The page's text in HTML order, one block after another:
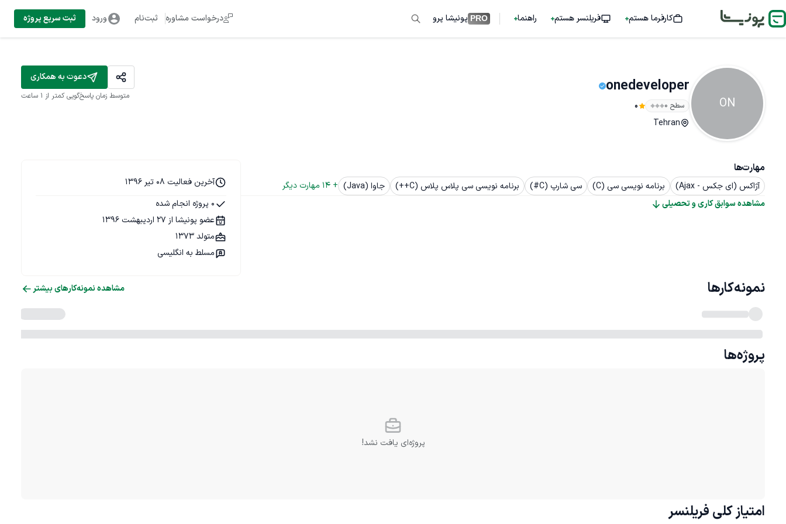
کارفرما هستم فریلنسر هستم راهنما PRO پونیشا پرو درخواست مشاوره ثبت‌نام ورود ثبت سریع پروژه
ON
onedeveloper
سطح ۰ 0
Tehran
دعوت به همکاری
متوسط زمان پاسخ‌گویی کمتر از 1 ساعت
مهارت‌ها
آژاکس (ای جکس - Ajax) برنامه نویسی سی (C) سی شارپ (C#) برنامه نویسی سی پلاس پلاس (C++) جاوا (Java) +
14 مهارت دیگر
مشاهده سوابق کاری و تحصیلی
آخرین فعالیت 08 تیر 1396
0 پروژه انجام شده
عضو پونیشا از 27 اردیبهشت 1396
متولد 1373
مسلط به انگلیسی
نمونه‌کارها مشاهده نمونه‌کارهای بیشتر
پروژه‌ها
پروژه‌ای یافت نشد!
امتیاز کلی فریلنسر